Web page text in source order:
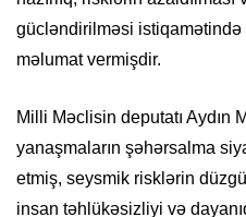
gücləndirilməsi
məlumat vermişdir.
Milli Məclisin deputatı Aydın
yanaşmaların şəhərsalma
etmiş, seysmik risklərin
insan təhlükəsizliyi və